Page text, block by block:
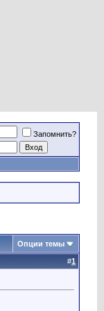
Запомнить?
Опции темы
#1